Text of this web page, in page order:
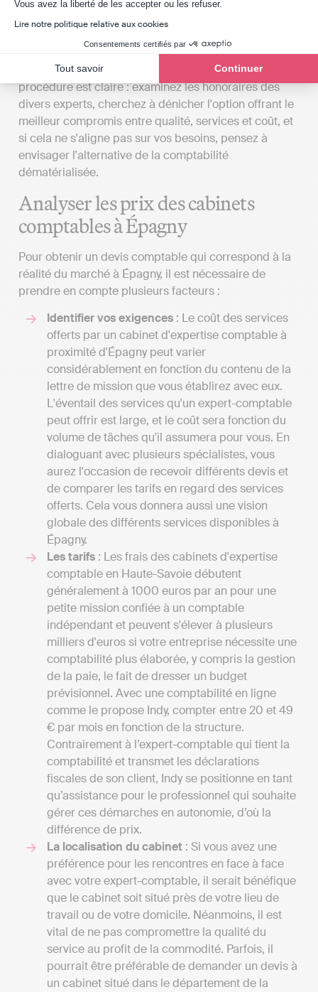
Vous avez la liberté de les accepter ou les refuser.
Lire notre politique relative aux cookies
Consentements certifiés par
Tout savoir Continuer
prix avantageux à Épagny ?
Pour obtenir un devis d’expert-comptable à Épagny à
un prix fidèle à ceux pratiqués sur le marché, la
procédure est claire : examinez les honoraires des
divers experts, cherchez à dénicher l'option offrant le
meilleur compromis entre qualité, services et coût, et
si cela ne s'aligne pas sur vos besoins, pensez à
envisager l'alternative de la comptabilité
dématérialisée.
Analyser les prix des cabinets
comptables à Épagny
Pour obtenir un devis comptable qui correspond à la
réalité du marché à Épagny, il est nécessaire de
prendre en compte plusieurs facteurs :
Identifier vos exigences : Le coût des services
offerts par un cabinet d'expertise comptable à
proximité d'Épagny peut varier
considérablement en fonction du contenu de la
lettre de mission que vous établirez avec eux.
L'éventail des services qu'un expert-comptable
peut offrir est large, et le coût sera fonction du
volume de tâches qu'il assumera pour vous. En
dialoguant avec plusieurs spécialistes, vous
aurez l'occasion de recevoir différents devis et
de comparer les tarifs en regard des services
offerts. Cela vous donnera aussi une vision
globale des différents services disponibles à
Épagny.
Les tarifs : Les frais des cabinets d'expertise
comptable en Haute-Savoie débutent
généralement à 1000 euros par an pour une
petite mission confiée à un comptable
indépendant et peuvent s'élever à plusieurs
milliers d'euros si votre entreprise nécessite une
comptabilité plus élaborée, y compris la gestion
de la paie, le fait de dresser un budget
prévisionnel. Avec une comptabilité en ligne
comme le propose Indy, compter entre 20 et 49
€ par mois en fonction de la structure.
Contrairement à l’expert-comptable qui tient la
comptabilité et transmet les déclarations
fiscales de son client, Indy se positionne en tant
qu’assistance pour le professionnel qui souhaite
gérer ces démarches en autonomie, d’où la
différence de prix.
La localisation du cabinet : Si vous avez une
préférence pour les rencontres en face à face
avec votre expert-comptable, il serait bénéfique
que le cabinet soit situé près de votre lieu de
travail ou de votre domicile. Néanmoins, il est
vital de ne pas compromettre la qualité du
service au profit de la commodité. Parfois, il
pourrait être préférable de demander un devis à
un cabinet situé dans le département de la